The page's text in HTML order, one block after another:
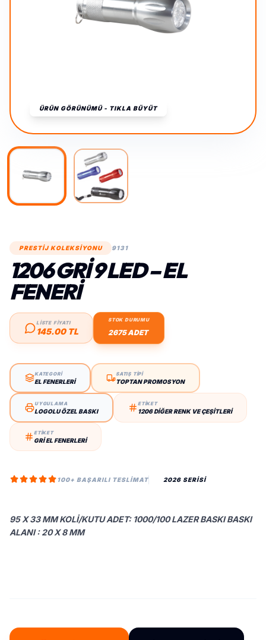
ÜRÜN GÖRÜNÜMÜ - TIKLA BÜYÜT
PRESTİJ KOLEKSİYONU 9131
1206 GRI 9 LED – EL
FENERI
LİSTE FİYATI
145.00 TL
STOK DURUMU
2675 ADET
KATEGORİ
EL FENERLERI
SATIŞ TİPİ
TOPTAN PROMOSYON
UYGULAMA
LOGOLU ÖZEL BASKI
ETİKET
1206 DIĞER RENK VE ÇEŞITLERI
ETİKET
GRI EL FENERLERI
100+ BAŞARILI TESLIMAT 2026 SERİSİ
95 X 33 MM KOLI/KUTU ADET: 1000/100 LAZER BASKI BASKI
ALANI : 20 X 8 MM